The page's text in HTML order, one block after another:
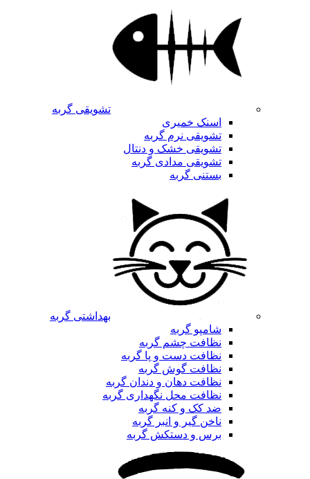
تشویقی گربه
اسنک خمیری
تشویقی نرم گربه
تشویقی خشک و دنتال
تشویقی مدادی گربه
بستنی گربه
بهداشتی گربه
شامپو گربه
نظافت چشم گربه
نظافت دست و پا گربه
نظافت گوش گربه
نظافت دهان و دندان گربه
نظافت محل نگهداری گربه
ضد کک و کنه گربه
ناخن گیر و انبر گربه
برس و دستکش گربه